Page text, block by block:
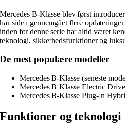
Mercedes B-Klasse blev først
har siden gennemgået flere
inden for denne serie har altid været
teknologi, sikkerhedsfunktioner og
De mest populære modeller
Mercedes B-Klasse (seneste
Mercedes B-Klasse Electric Drive
Mercedes B-Klasse Plug-In
Funktioner og teknologi